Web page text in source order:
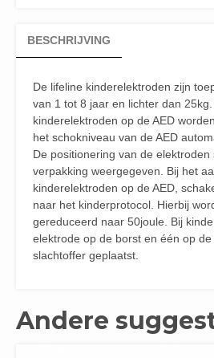
BESCHRIJVING
De lifeline kinderelektroden zijn
van 1 tot 8 jaar en lichter dan
kinderelektroden op de AED
het schokniveau van de AED
De positionering van de elektroden
verpakking weergegeven. Bij het
kinderelektroden op de AED,
naar het kinderprotocol. Hierbij
gereduceerd naar 50joule. Bij
elektrode op de borst en één op
slachtoffer geplaatst.
Andere